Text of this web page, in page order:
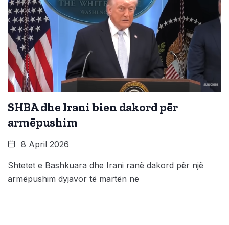
SHBA dhe Irani bien dakord për
armëpushim
8 April 2026
Shtetet e Bashkuara dhe Irani ranë dakord për një
armëpushim dyjavor të martën në